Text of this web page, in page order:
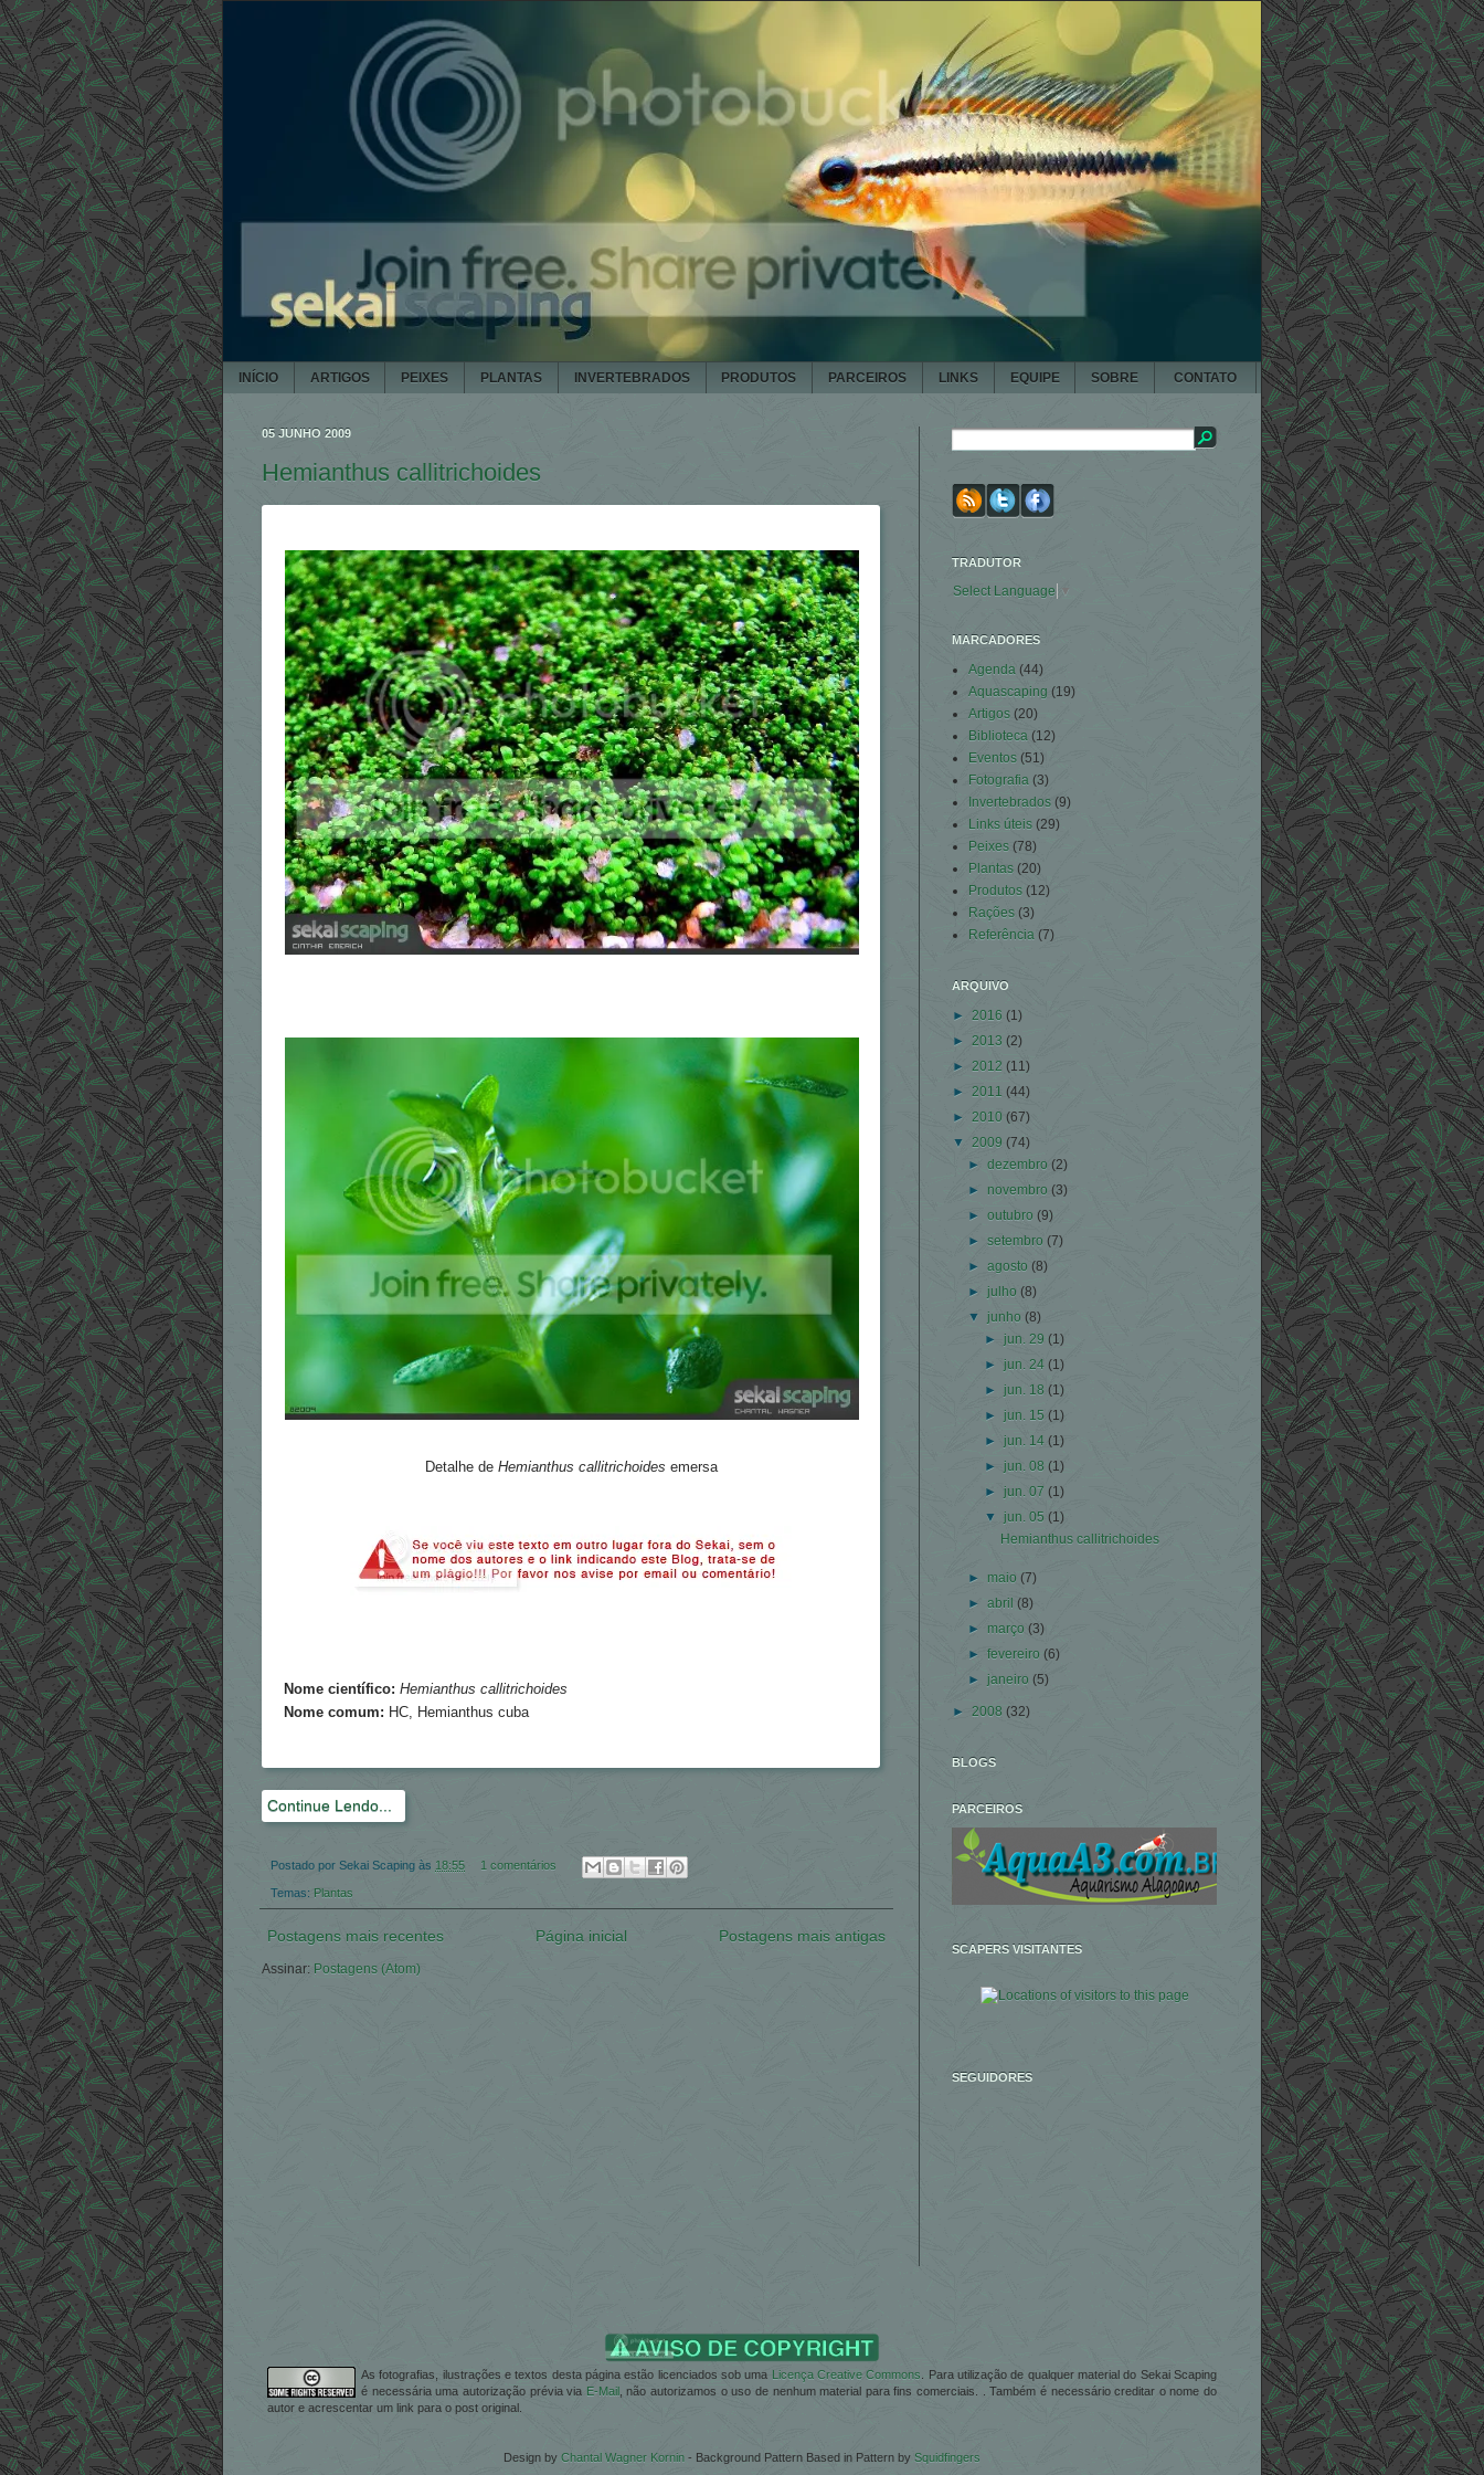
INÍCIO ARTIGOS PEIXES PLANTAS INVERTEBRADOS PRODUTOS PARCEIROS LINKS EQUIPE SOBRE CONTATO
05 JUNHO 2009
Hemianthus callitrichoides
Detalhe de Hemianthus callitrichoides emersa
Nome científico: Hemianthus callitrichoides
Nome comum: HC, Hemianthus cuba
Continue Lendo...
Postado por Sekai Scaping às 18:55 1 comentários
Temas: Plantas
Postagens mais recentes Postagens mais antigas
Página inicial
Assinar: Postagens (Atom)
TRADUTOR
Select Language ▼
MARCADORES
Agenda (44)
Aquascaping (19)
Artigos (20)
Biblioteca (12)
Eventos (51)
Fotografia (3)
Invertebrados (9)
Links úteis (29)
Peixes (78)
Plantas (20)
Produtos (12)
Rações (3)
Referência (7)
ARQUIVO
► 2016 (1)
► 2013 (2)
► 2012 (11)
► 2011 (44)
► 2010 (67)
▼ 2009 (74)
►dezembro (2)
► novembro(3)
►outubro (9)
►setembro (7)
►agosto(8)
► julho (8)
▼ junho (8)
► jun. 29 (1)
► jun. 24 (1)
► jun. 18 (1)
► jun. 15 (1)
► jun. 14 (1)
► jun. 08 (1)
► jun. 07 (1)
▼ jun. 05 (1)
Hemianthus callitrichoides
► maio(7)
►abril (8)
► março(3)
►fevereiro(6)
►janeiro (5)
► 2008 (32)
BLOGS
PARCEIROS
SCAPERS VISITANTES
SEGUIDORES
As fotografias, ilustrações e textos desta página estão licenciados sob uma Licença Creative Commons
. Para utilização de qualquer material do Sekai Scaping
é necessária uma autorização prévia via E-Mail, não autorizamos o uso de nenhum material para fins comerciais. . Também é necessário creditar o nome do
autor e acrescentar um link para o post original.
Design by Chantal Wagner Kornin - Background Pattern Based in Pattern by Squidfingers